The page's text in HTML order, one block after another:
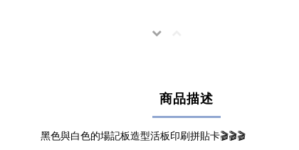
商品描述
黑色與白色的場記板造型活板印刷拼貼卡🎬🎬🎬